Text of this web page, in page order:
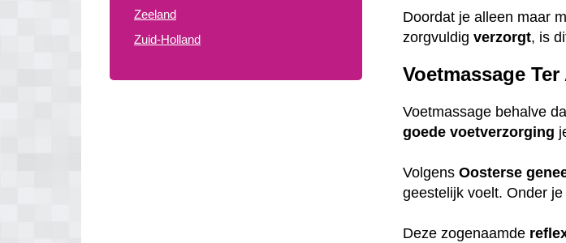
Zeeland
Zuid-Holland
Doordat je alleen maar
zorgvuldigverzorgt, is
Voetmassage Ter
Voetmassage behalve
goede voetverzorging
VolgensOosterse
geestelijk voelt. Onder
Deze zogenaamde